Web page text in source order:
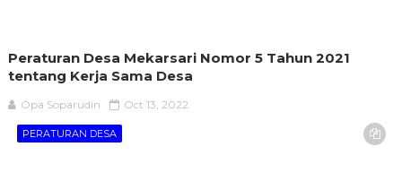
Peraturan Desa Mekarsari Nomor 5 Tahun 2021
tentang Kerja Sama Desa
Opa Soparudin Oct 13, 2022
PERATURAN DESA